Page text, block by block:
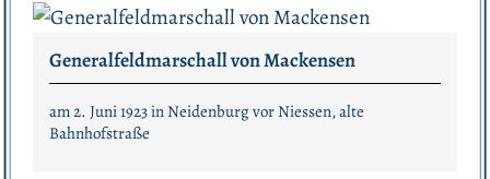
Generalfeldmarschall von Mackensen
am 2. Juni 1923 in Neidenburg vor Niessen, alte
Bahnhofstraße